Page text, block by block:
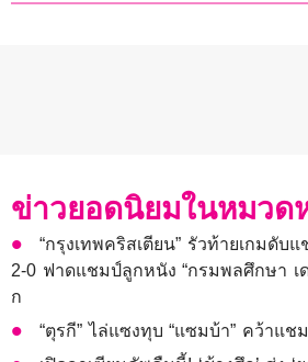
ข่าวยอดนิยมในหมวด
“กรุงเทพคริสเตียน” รัวท้ายเกมดับ
2-0 ฟาดแชมป์ลูกหนัง “กรมพลศึกษา เ
ก
“ตุรกี” ไล่แซงทุบ “แซมบ้า” คว้าแช